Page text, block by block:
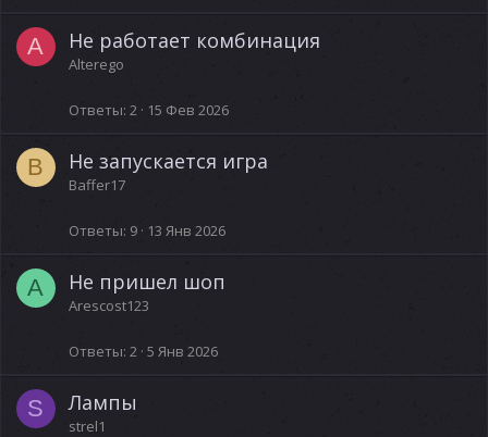
A Не работает комбинация
Alterego
Ответы 2 15 Фев 2026
B Не запускается игра
Baffer17
Ответы 9 13 Янв 2026
A Не пришел шоп
Arescost123
Ответы 2 5 Янв 2026
S Лампы
strel1